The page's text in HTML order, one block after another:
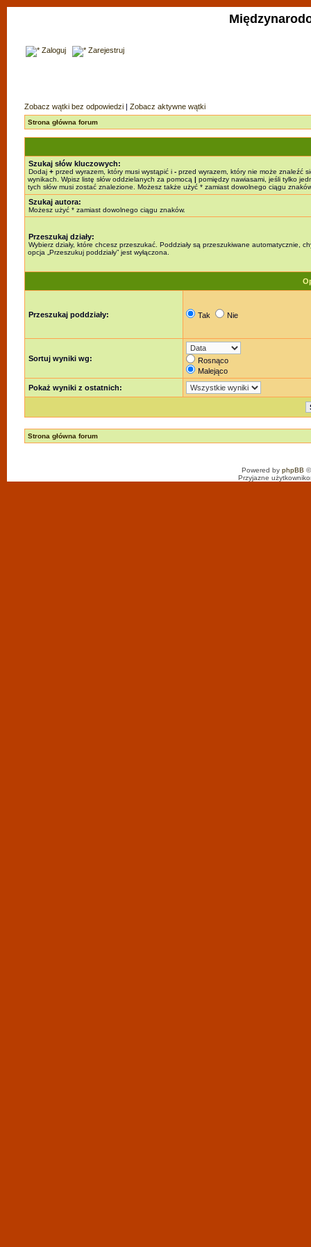
Zaloguj Zarejestruj
Zobacz wątki bez odpowiedzi | Zobacz aktywne wątki
Strona główna forum
Szukaj słów kluczowych:
Dodaj + przed wyrazem, który musi wystąpić i - przed wyrazem, który nie może znaleźć
wynikach. Wpisz listę słów oddzielanych za pomocą | pomiędzy nawiasami, jeśli tylko
tych słów musi zostać znalezione. Możesz także użyć * zamiast dowolnego ciągu
Szukaj autora:
Możesz użyć * zamiast dowolnego ciągu znaków.
Przeszukaj działy:
Wybierz działy, które chcesz przeszukać. Poddziały są przeszukiwane automatycznie,
opcja „Przeszukuj poddziały” jest wyłączona.
Przeszukaj poddziały: Tak Nie
Sortuj wyniki wg:
Rosnąco
Malejąco
Pokaż wyniki z ostatnich:
Strona główna forum
Powered by phpBB
Przyjazne